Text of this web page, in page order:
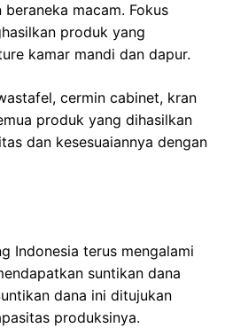
macam. Fokus
produk yang
kamar mandi dan dapur.
cermin cabinet, kran
produk yang dihasilkan
dan kesesuaiannya dengan
Indonesia terus mengalami
suntikan dana
dana ini ditujukan
produksinya.